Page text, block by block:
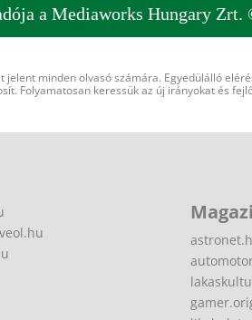
a Mediaworks Hungary
minden olvasó számára. Egyedülálló
Folyamatosan keressük az új irányokat és